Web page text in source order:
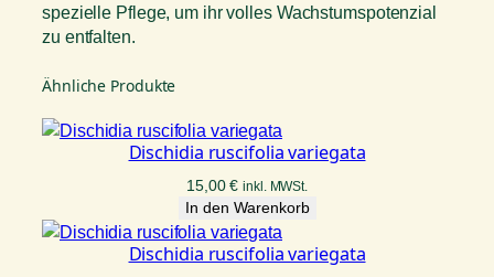
spezielle Pflege, um ihr volles Wachstumspotenzial
zu entfalten.
Ähnliche Produkte
Dischidia ruscifolia variegata
15,00€ inkl. MWSt.
In den Warenkorb
Dischidia ruscifolia variegata